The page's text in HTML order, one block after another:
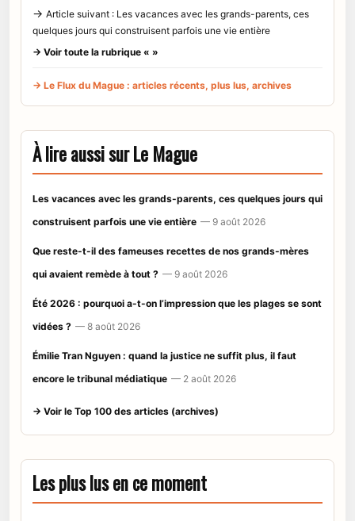
→ Article suivant : Les vacances avec les grands-parents, ces
quelques jours qui construisent parfois une vie entière
→ Voir toute la rubrique « »
→ Le Flux du Mague : articles récents, plus lus, archives
À lire aussi sur Le Mague
Les vacances avec les grands-parents, ces quelques jours qui
construisent parfois une vie entière — 9 août 2026
Que reste-t-il des fameuses recettes de nos grands-mères
qui avaient remède à tout ? — 9 août 2026
Été 2026 : pourquoi a-t-on l’impression que les plages se sont
vidées ? — 8 août 2026
Émilie Tran Nguyen : quand la justice ne suffit plus, il faut
encore le tribunal médiatique — 2 août 2026
→ Voir le Top 100 des articles (archives)
Les plus lus en ce moment